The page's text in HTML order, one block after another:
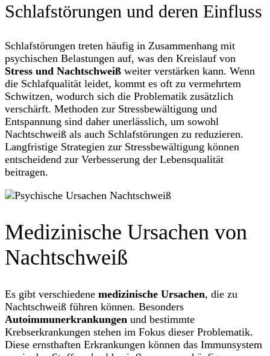
Schlafstörungen und deren Einfluss
Schlafstörungen treten häufig in Zusammenhang mit
psychischen Belastungen auf, was den Kreislauf von
Stress und Nachtschweiß weiter verstärken kann. Wenn
die Schlafqualität leidet, kommt es oft zu vermehrtem
Schwitzen, wodurch sich die Problematik zusätzlich
verschärft. Methoden zur Stressbewältigung und
Entspannung sind daher unerlässlich, um sowohl
Nachtschweiß als auch Schlafstörungen zu reduzieren.
Langfristige Strategien zur Stressbewältigung können
entscheidend zur Verbesserung der Lebensqualität
beitragen.
Medizinische Ursachen von
Nachtschweiß
Es gibt verschiedene medizinische Ursachen, die zu
Nachtschweiß führen können. Besonders
Autoimmunerkrankungen und bestimmte
Krebserkrankungen stehen im Fokus dieser Problematik.
Diese ernsthaften Erkrankungen können das Immunsystem